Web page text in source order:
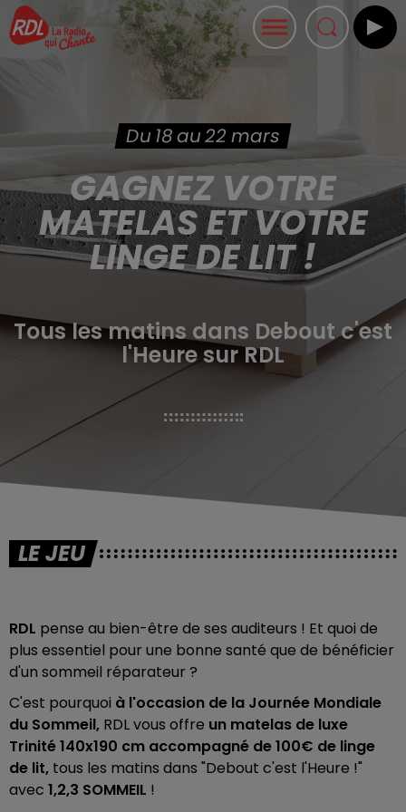
Du 18 au 22 mars
GAGNEZ VOTRE
MATELAS ET VOTRE
LINGE DE LIT !
Tous les matins dans Debout c'est
l'Heure sur RDL
LE JEU
RDL pense au bien-être de ses auditeurs ! Et quoi de
plus essentiel pour une bonne santé que de bénéficier
d'un sommeil réparateur ?
C'est pourquoi à l'occasion de la Journée Mondiale
du Sommeil, RDL vous offre un matelas de luxe
Trinité 140x190 cm accompagné de 100€ de linge
de lit, tous les matins dans "Debout c'est l'Heure !"
avec 1,2,3 SOMMEIL !